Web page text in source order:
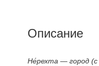
Описание
Нерехта — город (с